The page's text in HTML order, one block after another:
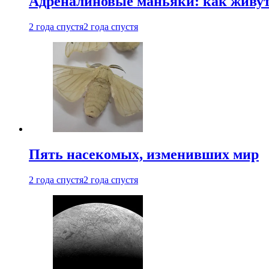
2 года спустя2 года спустя
Пять насекомых, изменивших мир
2 года спустя2 года спустя